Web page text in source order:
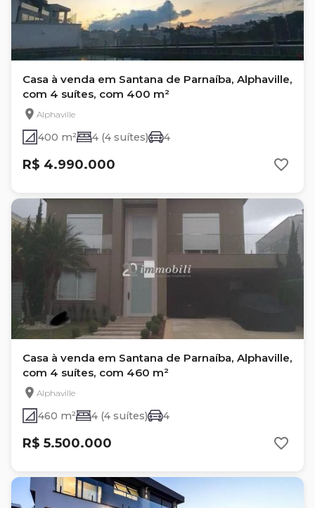
Casa à venda em Santana de Parnaíba, Alphaville,
com 4 suítes, com 400 m²
Alphaville
400 m² 4 (4 suítes) 4
R$ 4.990.000
Casa à venda em Santana de Parnaíba, Alphaville,
com 4 suítes, com 460 m²
Alphaville
460 m² 4 (4 suítes) 4
R$ 5.500.000